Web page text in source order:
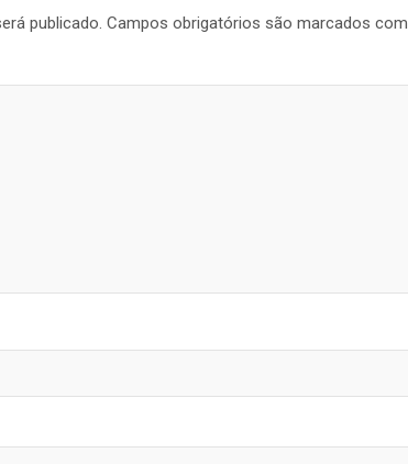
publicado. Campos obrigatórios são marcados com